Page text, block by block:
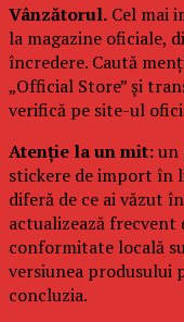
Vânzătorul. Cel mai
la magazine oficiale,
încredere. Caută
„Official Store” și
verifică pe site-ul
Atenție la un mit:un
stickere de import în
diferă de ce ai văzut
actualizează frecvent
conformitate locală
versiunea produsului
concluzia.